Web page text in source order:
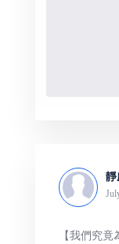
靜
【我們究竟為